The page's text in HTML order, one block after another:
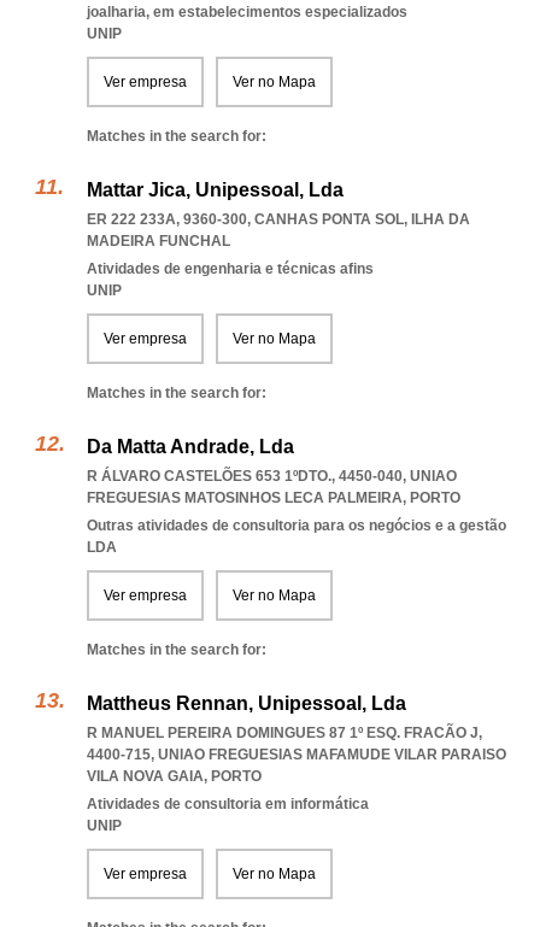
joalharia, em estabelecimentos especializados
UNIP
Ver empresa Ver no Mapa
Matches in the search for:
Mattar Jica, Unipessoal, Lda
ER 222 233A, 9360-300, CANHAS PONTA SOL, ILHA DA
MADEIRA FUNCHAL
Atividades de engenharia e técnicas afins
UNIP
Ver empresa Ver no Mapa
Matches in the search for:
Da Matta Andrade, Lda
R ÁLVARO CASTELÕES 653 1ºDTO., 4450-040, UNIAO
FREGUESIAS MATOSINHOS LECA PALMEIRA, PORTO
Outras atividades de consultoria para os negócios e a gestão
LDA
Ver empresa Ver no Mapa
Matches in the search for:
Mattheus Rennan, Unipessoal, Lda
R MANUEL PEREIRA DOMINGUES 87 1º ESQ. FRACÃO J,
4400-715, UNIAO FREGUESIAS MAFAMUDE VILAR PARAISO
VILA NOVA GAIA, PORTO
Atividades de consultoria em informática
UNIP
Ver empresa Ver no Mapa